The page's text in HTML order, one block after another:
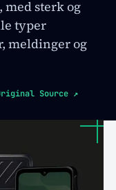
sterk og
typer
meldinger og
Source ↗